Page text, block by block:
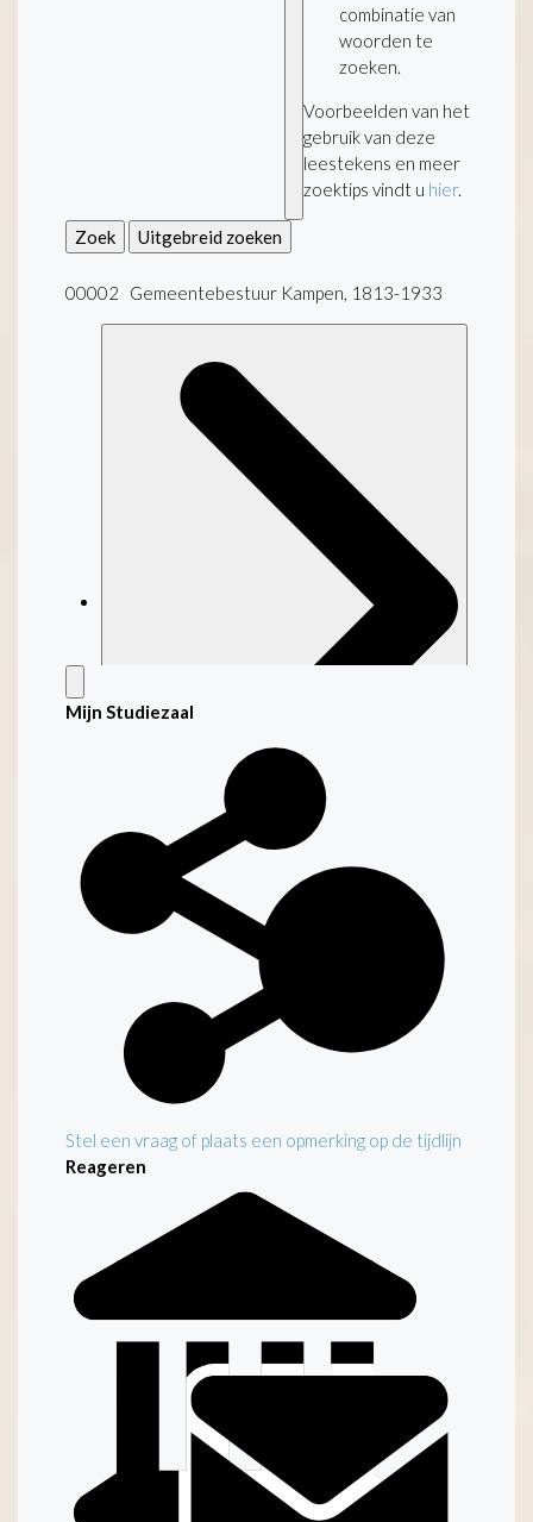
combinatie van
woorden te
zoeken.
Voorbeelden van het
gebruik van deze
leestekens en meer
zoektips vindt u hier.
Zoek Uitgebreid zoeken
00002 Gemeentebestuur Kampen, 1813-1933
Kenmerken
Inleiding
Mijn Studiezaal
Stel een vraag of plaats een opmerking op de tijdlijn
Reageren